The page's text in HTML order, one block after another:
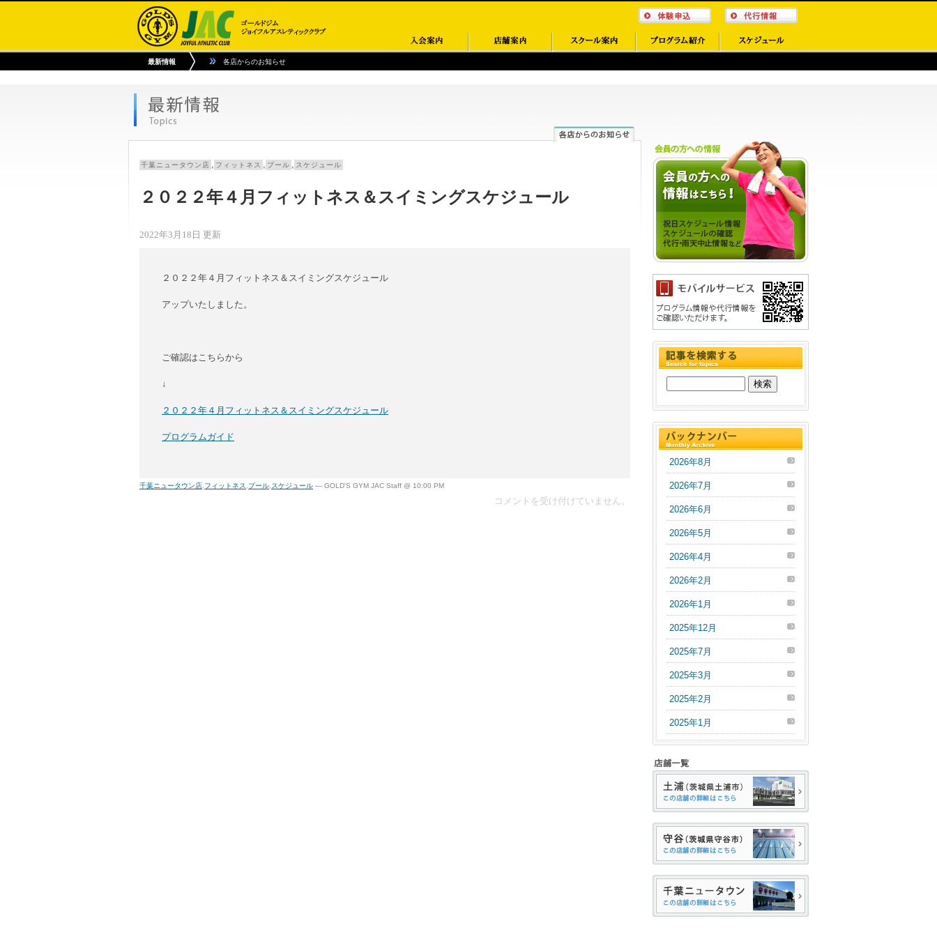
最新情報 各店からのお知らせ
千葉ニュータウン店 , フィットネス , プール , スケジュール
２０２２年４月フィットネス＆スイミングスケジュール
2022年3月18日 更新
２０２２年４月フィットネス＆スイミングスケジュール
アップいたしました。
ご確認はこちらから
↓
２０２２年４月フィットネス＆スイミングスケジュール
プログラムガイド
千葉ニュータウン店 フィットネス プール スケジュール — GOLD'S GYM JAC Staff @ 10:00 PM
コメントを受け付けていません。
2026年8月
2026年7月
2026年6月
2026年5月
2026年4月
2026年2月
2026年1月
2025年12月
2025年7月
2025年3月
2025年2月
2025年1月